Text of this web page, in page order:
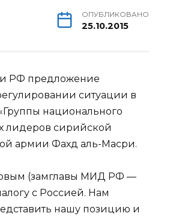
ОПУБЛИКОВАНО
25.10.2015
РФ предложение
ситуации в
национального
лидеров сирийской
армии Фахд аль-Масри.
(замглавы МИД РФ —
с Россией. Нам
нашу позицию и